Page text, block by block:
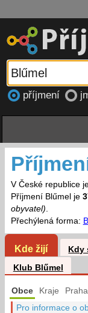
příjmení
V České republice
Příjmení Blűmel je
obyvatel).
Přechýlená forma:
Kde žijí Kdy
Klub Blűmel
Obce Kraje Praha
Pro informace o